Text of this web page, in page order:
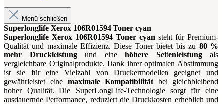
Menü schließen
Superlonglife Xerox 106R01594 Toner cyan
Superlonglife Xerox 106R01594 Toner cyan steht für Premium-
Qualität und maximale Effizienz. Diese Toner bietet bis zu 80 %
mehr Druckleistungund eine höhere Seitenleistungals
vergleichbare Originalprodukte. Dank ihrer optimalen Abstimmung
ist sie für eine Vielzahl von Druckermodellen geeignet und
gewährleistet eine maximale Kompatibilitätbei gleichbleibend
hoher Qualität. Die SuperLongLife-Technologie sorgt für eine
ausdauernde Performance, reduziert die Druckkosten erheblich und